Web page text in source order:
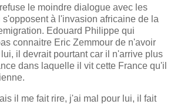
le moindre dialogue avec les
à l'invasion africaine de la
Edouard Philippe qui
connaitre Eric Zemmour de n'avoir
il devrait pourtant car il n'arrive plus
dans laquelle il vit cette France qu'il
il me fait rire, j'ai mal pour lui, il fait